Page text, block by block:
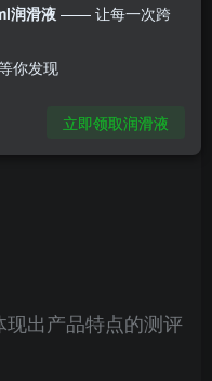
出产品特点的测评
润滑液 —— 让每一次跨
你发现
立即领取润滑液